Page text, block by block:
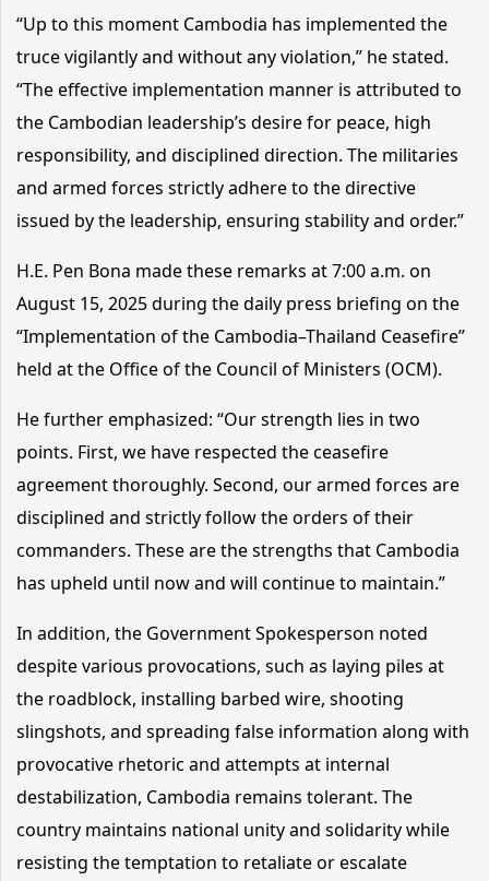
“Up to this moment Cambodia has implemented the
truce vigilantly and without any violation,” he stated.
“The effective implementation manner is attributed to
the Cambodian leadership’s desire for peace, high
responsibility, and disciplined direction. The militaries
and armed forces strictly adhere to the directive
issued by the leadership, ensuring stability and order.”
H.E. Pen Bona made these remarks at 7:00 a.m. on
August 15, 2025 during the daily press briefing on the
“Implementation of the Cambodia–Thailand Ceasefire”
held at the Office of the Council of Ministers (OCM).
He further emphasized: “Our strength lies in two
points. First, we have respected the ceasefire
agreement thoroughly. Second, our armed forces are
disciplined and strictly follow the orders of their
commanders. These are the strengths that Cambodia
has upheld until now and will continue to maintain.”
In addition, the Government Spokesperson noted
despite various provocations, such as laying piles at
the roadblock, installing barbed wire, shooting
slingshots, and spreading false information along with
provocative rhetoric and attempts at internal
destabilization, Cambodia remains tolerant. The
country maintains national unity and solidarity while
resisting the temptation to retaliate or escalate